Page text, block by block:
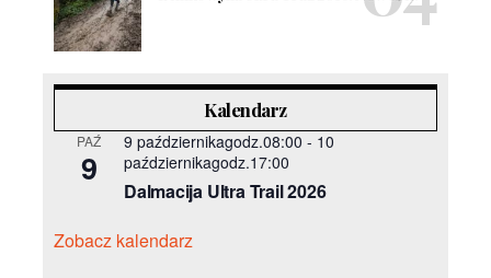
Kalendarz
PAŹ
9
9 październikagodz.08:00 - 10
październikagodz.17:00
Dalmacija Ultra Trail 2026
Zobacz kalendarz